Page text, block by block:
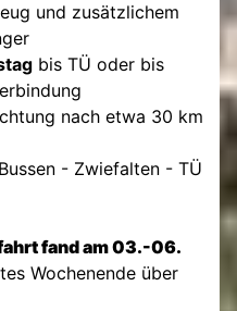
und zusätzlichem
bis TÜ oder bis
nach etwa 30 km
- Zwiefalten - TÜ
fand am 03.-06.
Wochenende über